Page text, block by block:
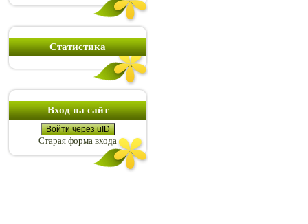
Статистика
Вход на сайт
Войти через uID
Старая форма входа